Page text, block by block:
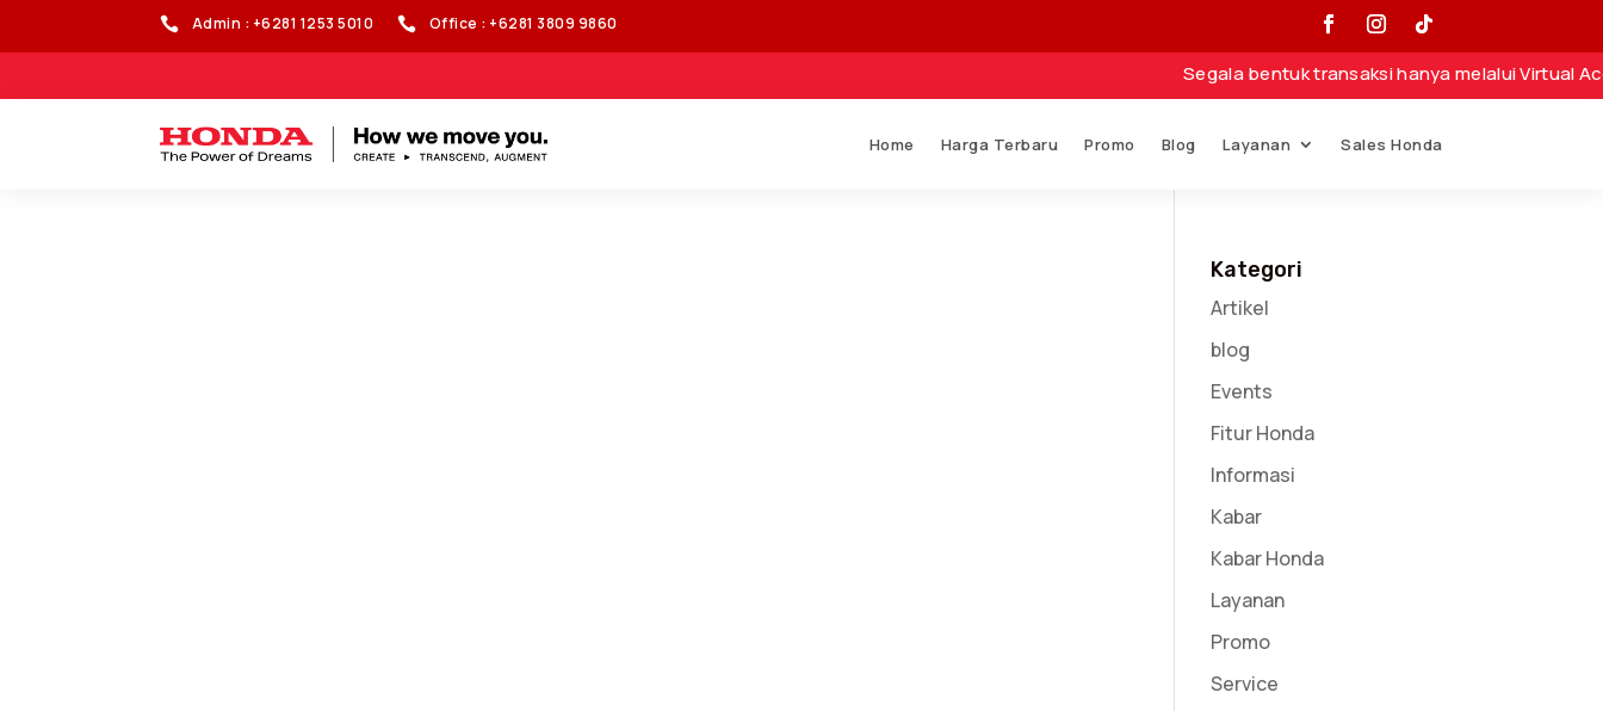
 Admin : +6281 1253 5010  Office : +6281 3809 9860
Segala bentuk transaksi hanya melalui Virtual Account
Home Harga Terbaru Promo Blog Layanan Sales Honda
Kategori
Artikel
blog
Events
Fitur Honda
Informasi
Kabar
Kabar Honda
Layanan
Promo
Service